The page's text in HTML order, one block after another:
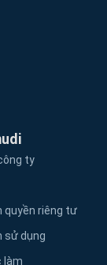
ty
quyền riêng tư
sử dụng
làm